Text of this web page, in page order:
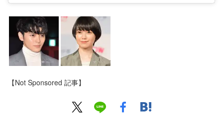
【Not Sponsored 記事】